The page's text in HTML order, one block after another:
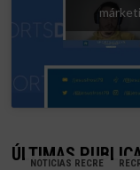
ÚLTIMAS
NOTICIAS RECRE